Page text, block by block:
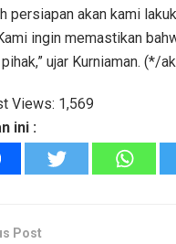
persiapan akan kami
ingin memastikan
ujar Kurniaman. (*/
Views: 1,569
ini :
Post